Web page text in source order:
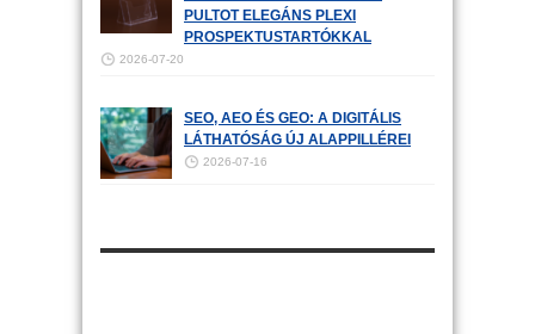
PULTOT ELEGÁNS PLEXI
PROSPEKTUSTARTÓKKAL
2026-07-20
SEO, AEO ÉS GEO: A DIGITÁLIS
LÁTHATÓSÁG ÚJ ALAPPILLÉREI
2026-07-16